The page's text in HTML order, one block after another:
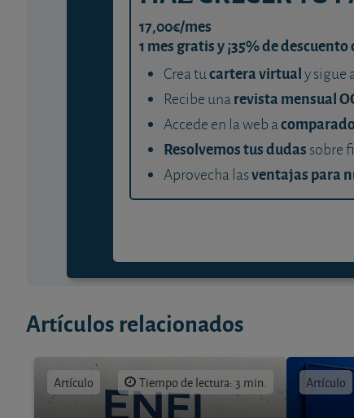
17,00€/mes
1 mes gratis y ¡35% de
Crea tucartera virtualy sigue
Recibe unarevista mensual
Accede en la web a
Resolvemos tus dudas sobre
Aprovecha lasventajas para
Artículos relacionados
Artículo Tiempo de lectura: 3 min. Artículo